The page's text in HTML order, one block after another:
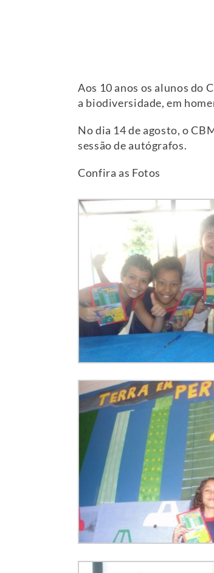
Aos 10 anos os alunos do
a biodiversidade, em
No dia 14 de agosto, o
sessão de autógrafos.
Confira as Fotos